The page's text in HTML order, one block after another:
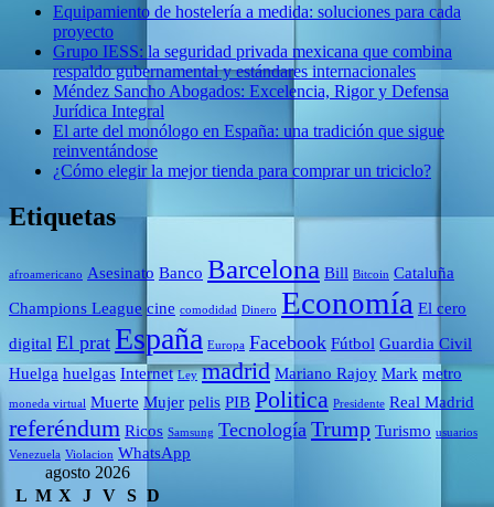
Equipamiento de hostelería a medida: soluciones para cada
proyecto
Grupo IESS: la seguridad privada mexicana que combina
respaldo gubernamental y estándares internacionales
Méndez Sancho Abogados: Excelencia, Rigor y Defensa
Jurídica Integral
El arte del monólogo en España: una tradición que sigue
reinventándose
¿Cómo elegir la mejor tienda para comprar un triciclo?
Etiquetas
afroamericano Asesinato Banco Barcelona Bill Bitcoin Cataluña
Champions League cine comodidad Dinero Economía El cero
digital El prat España Europa Facebook Fútbol Guardia Civil
Huelga huelgas Internet Ley madrid Mariano Rajoy Mark metro
moneda virtual Muerte Mujer pelis PIB Politica Presidente Real Madrid
referéndum Ricos Samsung Tecnología Trump Turismo usuarios
Venezuela Violacion WhatsApp
agosto 2026
L M X J V S D